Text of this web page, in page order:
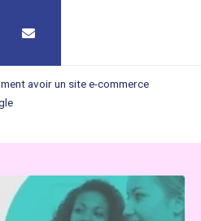
avoir un site e-commerce